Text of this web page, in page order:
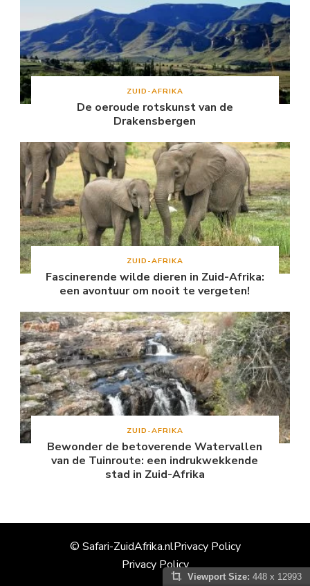
ZUID-AFRIKA
De oeroude rotskunst van de
Drakensbergen
ZUID-AFRIKA
Fascinerende wilde dieren in Zuid-Afrika:
een avontuur om nooit te vergeten!
ZUID-AFRIKA
Bewonder de betoverende Watervallen
van de Tuinroute: een indrukwekkende
stad in Zuid-Afrika
© Safari-ZuidAfrika.nlPrivacy Policy
Privacy Policy
Viewport Size: 448 x 12993